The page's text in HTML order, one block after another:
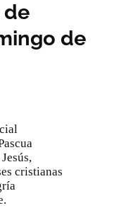
de
de
cristianas